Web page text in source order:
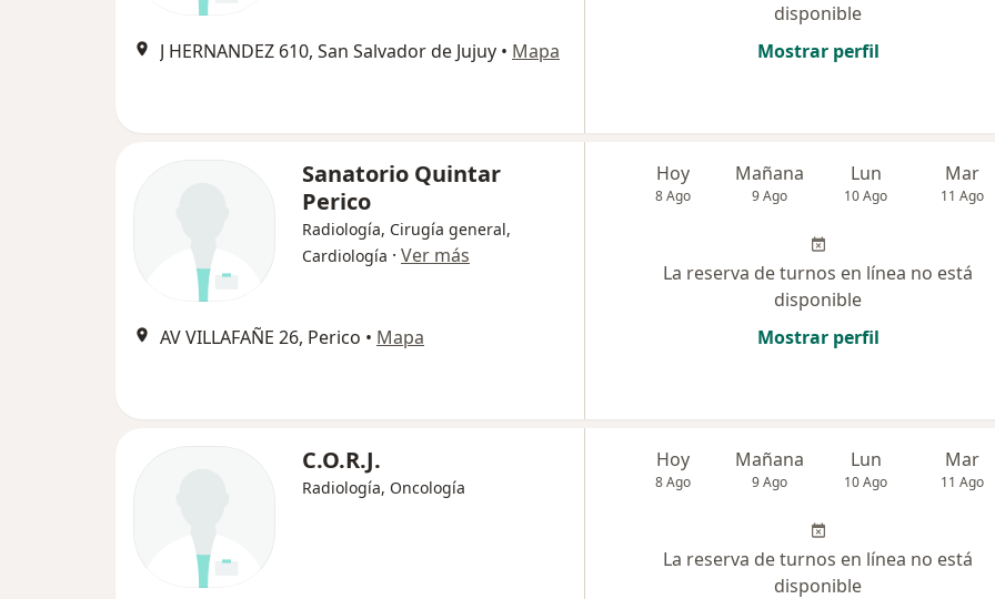
J HERNANDEZ 610, San Salvador de Jujuy • Mapa
disponible
Mostrar perfil
Sanatorio Quintar
Perico
Radiología, Cirugía general,
Cardiología · Ver más
AV VILLAFAÑE 26, Perico • Mapa
Hoy
8 Ago
Mañana
9 Ago
Lun
10 Ago
Mar
11 Ago
La reserva de turnos en línea no está
disponible
Mostrar perfil
C.O.R.J.
Radiología, Oncología
Hoy
8 Ago
Mañana
9 Ago
Lun
10 Ago
Mar
11 Ago
La reserva de turnos en línea no está
disponible